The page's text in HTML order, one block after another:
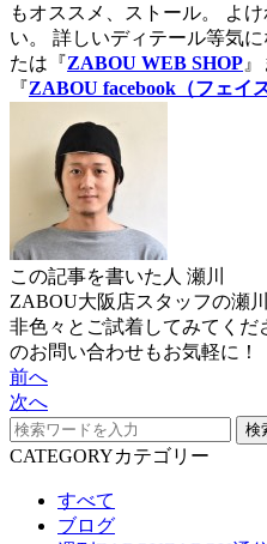
もオススメ、ストール。 よ
い。 詳しいディテール等気
たは『ZABOU WEB SHOP
『ZABOU facebook（フェイ
この記事を書いた人 瀬川
ZABOU大阪店スタッフの瀬
非色々とご試着してみてく
のお問い合わせもお気軽に！
前へ
次へ
検
CATEGORYカテゴリー
すべて
ブログ